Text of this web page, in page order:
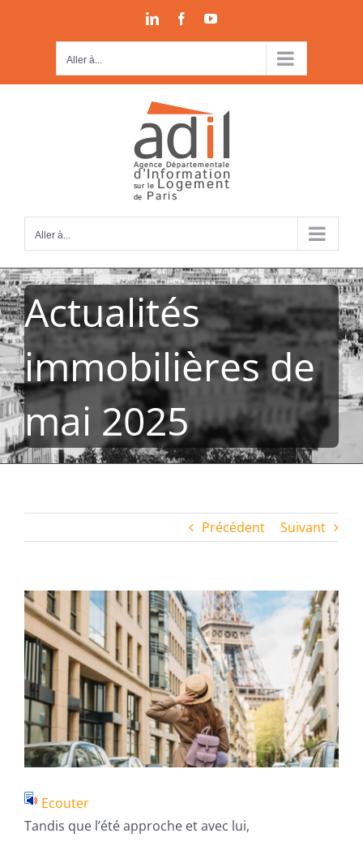
LinkedInFacebookYouTube
Aller à...
Aller à...
Actualités
immobilières de
mai 2025
Précédent Suivant
Voir
l'image
agrandie
Ecouter
Tandis que l’été approche et avec lui,